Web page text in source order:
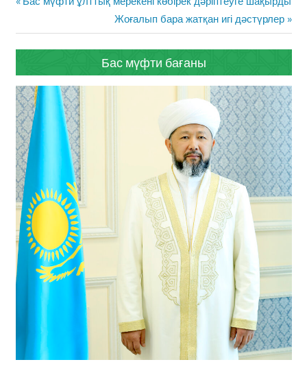
Next
Post:
Жоғалып бара жатқан игі дәстүрлер
Бас мүфти бағаны